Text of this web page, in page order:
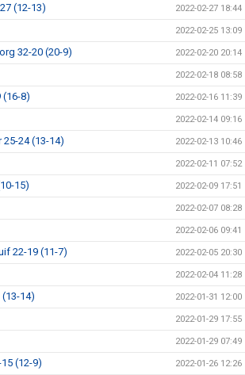
(12-13) 2022-02-27 18:44
2022-02-25 13:09
32-20 (20-9) 2022-02-20 20:14
2022-02-18 08:58
(16-8) 2022-02-16 11:39
2022-02-14 09:16
24 (13-14) 2022-02-13 10:46
2022-02-11 07:52
15) 2022-02-09 17:51
2022-02-07 08:28
2022-02-06 09:41
22-19 (11-7) 2022-02-05 20:30
2022-02-04 11:28
14) 2022-01-31 12:00
2022-01-29 17:55
2022-01-29 07:49
(12-9) 2022-01-26 12:26